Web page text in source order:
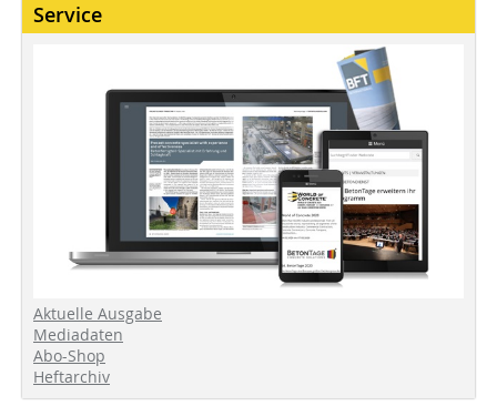
Service
Aktuelle Ausgabe
Mediadaten
Abo-Shop
Heftarchiv